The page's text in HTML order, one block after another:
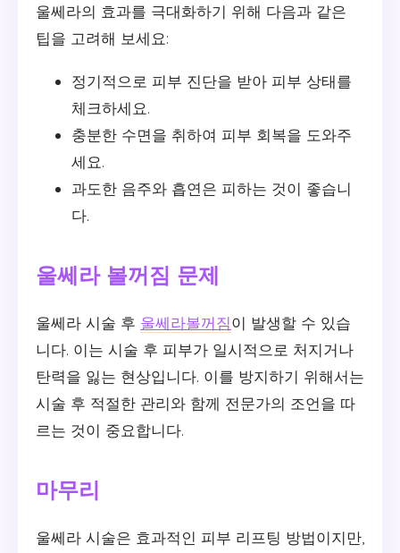
울쎄라의 효과를 극대화하기 위해 다음과 같은
팁을 고려해 보세요:
정기적으로 피부 진단을 받아 피부 상태를
체크하세요.
충분한 수면을 취하여 피부 회복을 도와주
세요.
과도한 음주와 흡연은 피하는 것이 좋습니
다.
울쎄라 볼꺼짐 문제
울쎄라 시술 후 울쎄라볼꺼짐이 발생할 수 있습
니다. 이는 시술 후 피부가 일시적으로 처지거나
탄력을 잃는 현상입니다. 이를 방지하기 위해서는
시술 후 적절한 관리와 함께 전문가의 조언을 따
르는 것이 중요합니다.
마무리
울쎄라 시술은 효과적인 피부 리프팅 방법이지만,